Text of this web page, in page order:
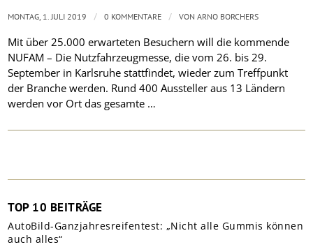
Mit über 25.000 erwarteten Besuchern will die kommende
NUFAM – Die Nutzfahrzeugmesse, die vom 26. bis 29.
September in Karlsruhe stattfindet, wieder zum Treffpunkt
der Branche werden. Rund 400 Aussteller aus 13 Ländern
werden vor Ort das gesamte …
MONTAG, 1. JULI 2019 / 0 KOMMENTARE / VONARNO BORCHERS
TOP 10 BEITRÄGE
AutoBild-Ganzjahresreifentest: „Nicht alle Gummis können
auch alles“